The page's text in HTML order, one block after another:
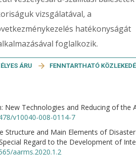
vizsgálatával, a
hatékonyságát
foglalkozik.
ÁRU
FENNTARTHATÓ
Technologies and Reducing of the
v10040-008-0114-7
Structure and Main Elements of Disaster
Regard to the Development of
aarms.2020.1.2